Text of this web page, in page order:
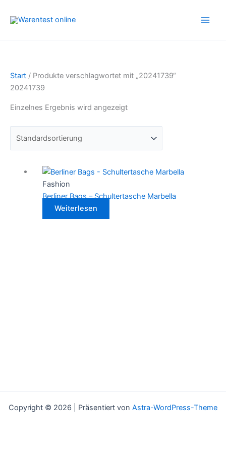
Inhalt
Start / Produkte verschlagwortet mit „20241739“
20241739
Einzelnes Ergebnis wird angezeigt
Fashion
Berliner Bags – Schultertasche Marbella
Weiterlesen
Copyright © 2026 | Präsentiert von Astra-WordPress-Theme